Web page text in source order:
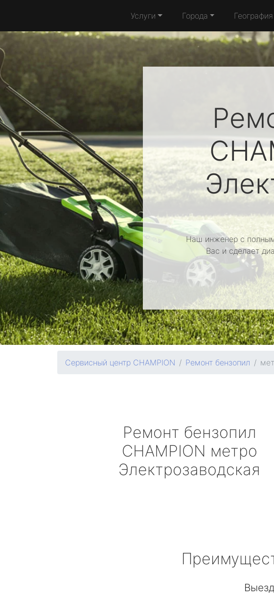
Услуги Города География
Наш инженер с полным
Вас и сделает
Сервисный центр CHAMPION Ремонт бензопил
Ремонт бензопил
CHAMPION метро
Электрозаводская